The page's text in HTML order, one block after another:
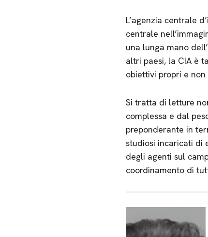
L’agenzia centrale
centrale
una lunga mano
altri paesi, la CIA è
obiettivi propri e
Si tratta di letture
complessa e dal
preponderante in
studiosi incaricati di
degli agenti sul
coordinamento di